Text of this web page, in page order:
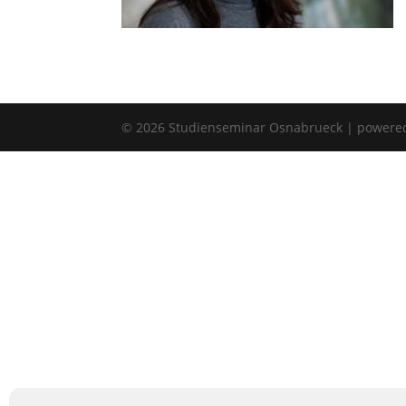
© 2026 Studienseminar Osnabrueck |